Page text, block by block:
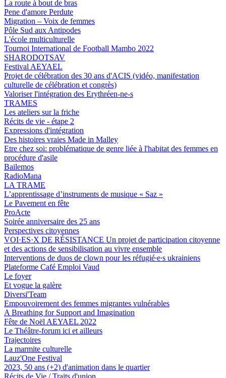
La route à bout de bras
Pene d'amore Perdute
Migration – Voix de femmes
Pôle Sud aux Antipodes
L'école multiculturelle
Tournoi International de Football Mambo 2022
SHARODOTSAV
Festival AEYAEL
Projet de célébration des 30 ans d'ACIS (vidéo, manifestation
culturelle de célébration et congrès)
Valoriser l'intégration des Erythréen-ne-s
TRAMES
Les ateliers sur la friche
Récits de vie - étape 2
Expressions d'intégration
Des histoires vraies Made in Malley
Etre chez soi: problématique de genre liée à l'habitat des femmes en
procédure d'asile
Bailemos
RadioMana
LA TRAME
L’apprentissage d’instruments de musique « Saz »
Le Pavement en fête
ProActe
Soirée anniversaire des 25 ans
Perspectives citoyennes
VOI·ES·X DE RÉSISTANCE Un projet de participation citoyenne
et des actions de sensibilisation au vivre ensemble
Interventions de duos de clown pour les réfugié∙e∙s ukrainiens
Plateforme Café Emploi Vaud
Le foyer
Et vogue la galère
Diversi'Team
Empouvoirement des femmes migrantes vulnérables
A Breathing for Support and Imagination
Fête de Noël AEYAEL 2022
Le Théâtre-forum ici et ailleurs
Trajectoires
La marmite culturelle
Lauz'One Festival
2023, 50 ans (+2) d'animation dans le quartier
Récits de Vie / Traits d'union